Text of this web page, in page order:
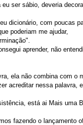
ser sábio, deveria
dicionário, com poucas
poderiam me ajudar,
aprender, não
ela não combina com o
acreditar nessa palavra,
está ai Mais uma
fazendo o lançamento